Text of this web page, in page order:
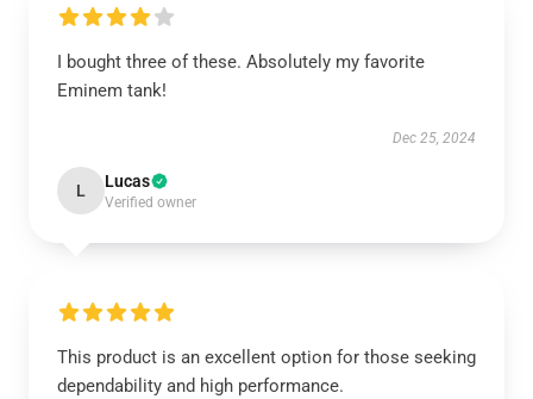
I bought three of these. Absolutely my favorite
Eminem tank!
Dec 25, 2024
L Lucas
Verified owner
This product is an excellent option for those seeking
dependability and high performance.